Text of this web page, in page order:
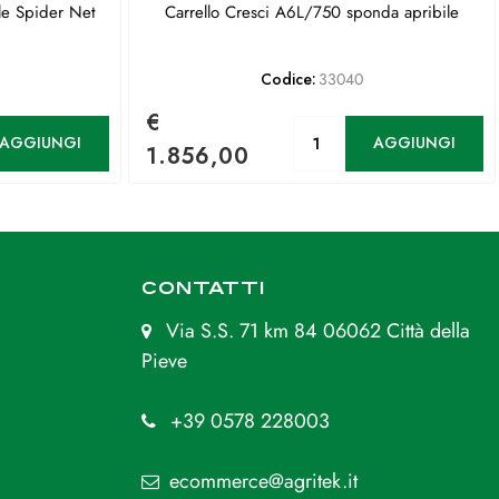
Spider Net Carrello Cresci A6L/750 sponda apribile
Codice: 33040
€
1.856,00
AGGIUNGI
CONTATTI
Via S.S. 71 km 84 06062 Città della
Pieve
+39 0578 228003
ecommerce@agritek.it